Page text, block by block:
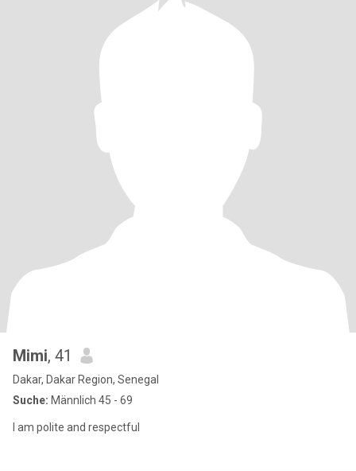
Mimi, 41
Dakar, Dakar Region, Senegal
Suche: Männlich 45 - 69
I am polite and respectful